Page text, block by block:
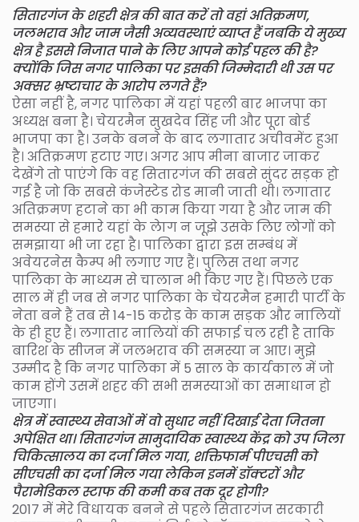
सितारगंज के शहरी क्षेत्र की बात करें तो वहां अतिक्रमण,
जलभराव और जाम जैसी अव्यवस्थाएं व्याप्त हैं जबकि ये मुख्य
क्षेत्र है इससे निजात पाने के लिए आपने कोई पहल की है?
क्योंकि जिस नगर पालिका पर इसकी जिम्मेदारी थी उस पर
अक्सर भ्रष्टाचार के आरोप लगते हैं?
ऐसा नहीं है, नगर पालिका में यहां पहली बार भाजपा का
अध्यक्ष बना है। चेयरमैन सुखदेव सिंह जी और पूरा बोर्ड
भाजपा का है। उनके बनने के बाद लगातार अचीवमेंट हुआ
है। अतिक्रमण हटाए गए। अगर आप मीना बाजार जाकर
देखेंगे तो पाएंगे कि वह सितारगंज की सबसे सुंदर सड़क हो
गई है जो कि सबसे कंजेस्टेड रोड मानी जाती थी। लगातार
अतिक्रमण हटाने का भी काम किया गया है और जाम की
समस्या से हमारे यहां के लेाग न जूझे उसके लिए लोगों को
समझाया भी जा रहा है। पालिका द्वारा इस सम्बंध में
अवेयरनेस कैम्प भी लगाए गए हैं। पुलिस तथा नगर
पालिका के माध्यम से चालान भी किए गए हैं। पिछले एक
साल में ही जब से नगर पालिका के चेयरमैन हमारी पार्टी के
नेता बने हैं तब से 14-15 करोड़ के काम सड़क और नालियों
के ही हुए हैं। लगातार नालियों की सफाई चल रही है ताकि
बारिश के सीजन में जलभराव की समस्या न आए। मुझे
उम्मीद है कि नगर पालिका में 5 साल के कार्यकाल में जो
काम होंगे उसमें शहर की सभी समस्याओं का समाधान हो
जाएगा।
क्षेत्र में स्वास्थ्य सेवाओं में वो सुधार नहीं दिखाई देता जितना
अपेक्षित था। सितारगंज सामुदायिक स्वास्थ्य केंद्र को उप जिला
चिकित्सालय का दर्जा मिल गया, शक्तिफार्म पीएचसी को
सीएचसी का दर्जा मिल गया लेकिन इनमें डॉक्टरों और
पैरामेडिकल स्टाफ की कमी कब तक दूर होगी?
2017 में मेरे विधायक बनने से पहले सितारगंज सरकारी